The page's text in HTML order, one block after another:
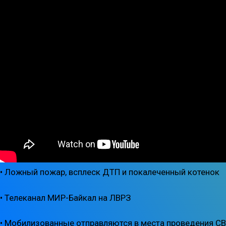
• Ложный пожар, всплеск ДТП и покалеченный котенок
• Телеканал МИР-Байкал на ЛВРЗ
• Мобилизованные отправляются в места проведения